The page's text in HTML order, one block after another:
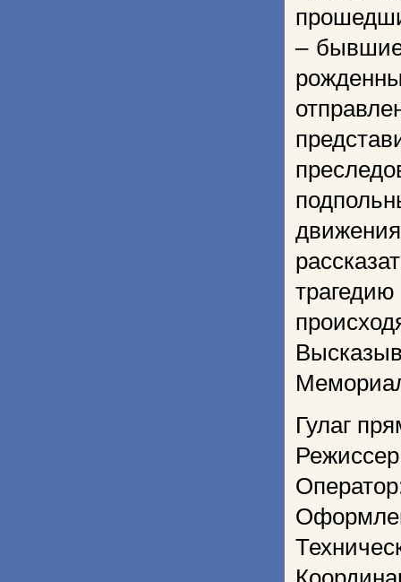
– бывшие
Гулаг